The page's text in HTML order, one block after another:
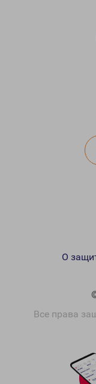
Все права
О